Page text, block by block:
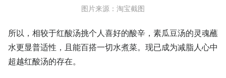
图片来源：淘宝截图
所以，相较于红酸汤挑个人喜好的酸辛，素瓜豆汤的灵魂蘸
水更显普适性，且能百搭一切水煮菜。现已成为减脂人心中
超越红酸汤的存在。